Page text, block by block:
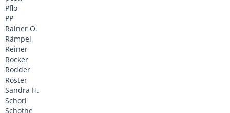
Pflo
PP
Rainer O.
Rämpel
Reiner
Rocker
Rodder
Röster
Sandra H.
Schori
Schothe